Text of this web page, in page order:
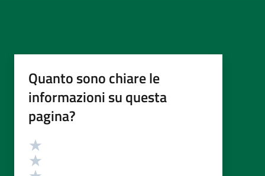
Quanto sono chiare le
informazioni su questa
pagina?
Valutazione